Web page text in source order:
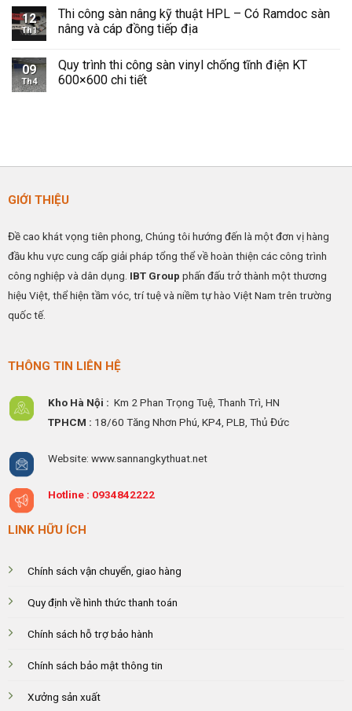
Toàn
và
Hiệu
Không
Gian
Công
sàn
nâng
kỹ
–
Giải
pháp
bình
luận
ở
Chống
Tĩnh
Điện
Hiệu
Nhà
Máy
Sạch
12
Th1
Thi công sàn nâng kỹ thuật HPL – Có Ramdoc sàn
nâng và cáp đồng tiếp địa
bình
luận
ở
–
sàn
nâng
đồng
địa
09
Th4
Quy trình thi công sàn vinyl chống tĩnh điện KT
600×600 chi tiết
thi
vinyl
chống
KT
chi
tiết
GIỚI THIỆU
Đề cao khát vọng tiên phong, Chúng tôi hướng đến là một đơn vị hàng
đầu khu vực cung cấp giải pháp tổng thể về hoàn thiện các công trình
công nghiệp và dân dụng. IBT Group phấn đấu trở thành một thương
hiệu Việt, thể hiện tầm vóc, trí tuệ và niềm tự hào Việt Nam trên trường
quốc tế.
THÔNG TIN LIÊN HỆ
Kho Hà Nội : Km 2 Phan Trọng Tuệ, Thanh Trì, HN
TPHCM : 18/60 Tăng Nhơn Phú, KP4, PLB, Thủ Đức
Website: www.sannangkythuat.net
Hotline : 0934842222
LINK HỮU ÍCH
Chính sách vận chuyển, giao hàng
Quy định về hình thức thanh toán
Chính sách hỗ trợ bảo hành
Chính sách bảo mật thông tin
Xưởng sản xuất